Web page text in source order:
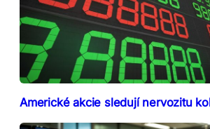
Americké akcie sledují nervozitu